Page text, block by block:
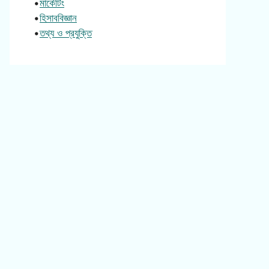
•মার্কেটিং
•হিসাববিজ্ঞান
•তথ্য ও প্রযুক্তি